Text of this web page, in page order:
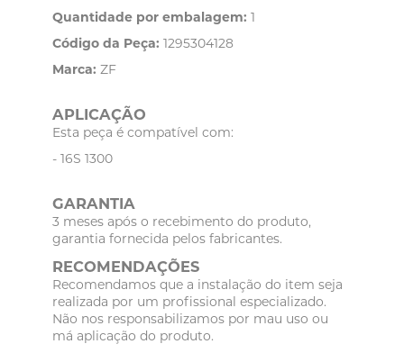
Quantidade por embalagem: 1
Código da Peça: 1295304128
Marca: ZF
APLICAÇÃO
Esta peça é compatível com:
- 16S 1300
GARANTIA
3 meses após o recebimento do produto,
garantia fornecida pelos fabricantes.
RECOMENDAÇÕES
Recomendamos que a instalação do item seja
realizada por um profissional especializado.
Não nos responsabilizamos por mau uso ou
má aplicação do produto.